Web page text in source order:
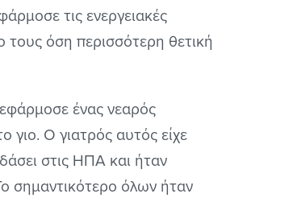
τις ενεργειακές
τους όση περισσότερη θετική
ένας νεαρός
γιο. Ο γιατρός αυτός είχε
στις ΗΠΑ και ήταν
σημαντικότερο όλων ήταν